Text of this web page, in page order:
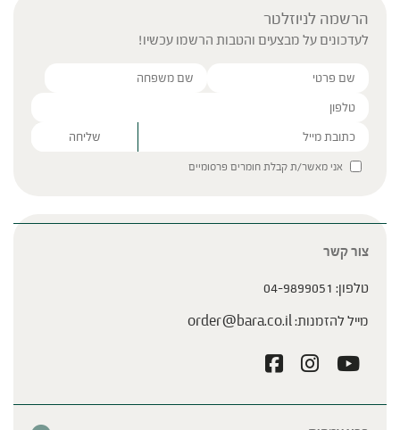
הרשמה לניוזלטר
לעדכונים על מבצעים והטבות הרשמו עכשיו!
Please leave this field empty.
אני מאשר/ת קבלת חומרים פרסומיים
צור קשר
טלפון: 04-9899051
מייל להזמנות:order@bara.co.il